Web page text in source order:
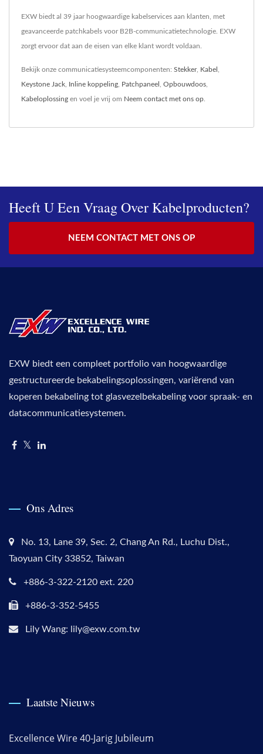
EXW biedt al 39 jaar hoogwaardige kabelservices aan klanten, met
geavanceerde patchkabels voor B2B-communicatietechnologie. EXW
zorgt ervoor dat aan de eisen van elke klant wordt voldaan.
Bekijk onze communicatiesysteemcomponenten: Stekker, Kabel ,
Keystone Jack, Inline koppeling, Patchpaneel , Opbouwdoos,
Kabeloplossing en voel je vrij om Neem contact met ons op.
Heeft U Een Vraag Over Kabelproducten?
NEEM CONTACT MET ONS OP
EXW biedt een compleet portfolio van hoogwaardige
gestructureerde bekabelingsoplossingen, variërend van
koperen bekabeling tot glasvezelbekabeling voor spraak- en
datacommunicatiesystemen.
Ons Adres
No. 13, Lane 39, Sec. 2, Chang An Rd., Luchu Dist.,
Taoyuan City 33852, Taiwan
+886-3-322-2120 ext. 220
+886-3-352-5455
Lily Wang: lily@exw.com.tw
Laatste Nieuws
Excellence Wire 40-Jarig Jubileum